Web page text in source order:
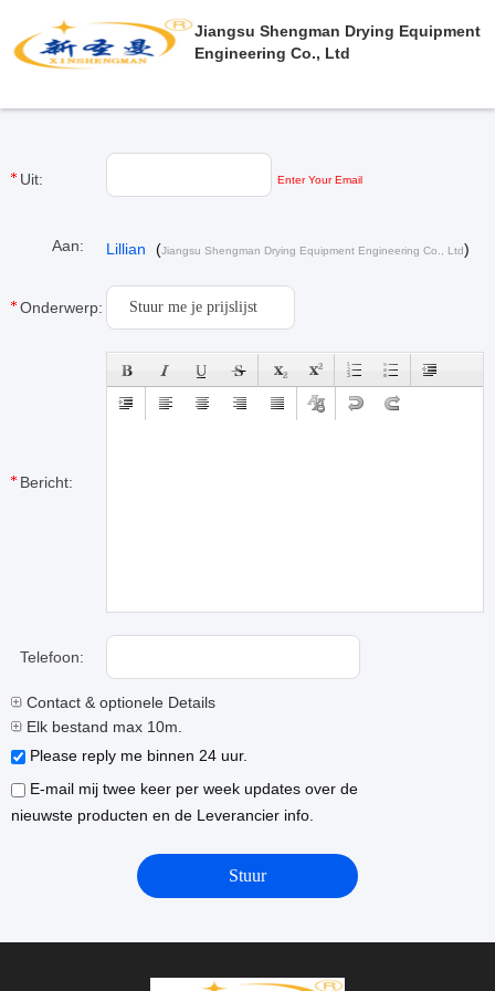
Jiangsu Shengman Drying Equipment
Engineering Co., Ltd
Uit: Enter Your Email
Aan: Lillian (Jiangsu Shengman Drying Equipment Engineering Co., Ltd)
Onderwerp:
Bericht:
Telefoon:
Contact & optionele Details
Elk bestand max 10m.
Please reply me binnen 24 uur.
E-mail mij twee keer per week updates over de
nieuwste producten en de Leverancier info.